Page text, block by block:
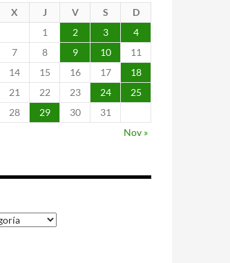
X J V S
D
1
2 3
4
7 8 9 10
11
14 15 16 17
18
21 22 23 24
25
28 29 30
31
Nov »